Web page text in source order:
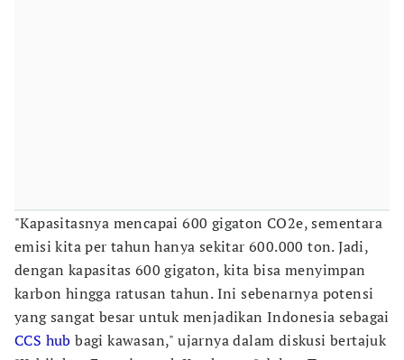
"Kapasitasnya mencapai 600 gigaton CO2e, sementara
emisi kita per tahun hanya sekitar 600.000 ton. Jadi,
dengan kapasitas 600 gigaton, kita bisa menyimpan
karbon hingga ratusan tahun. Ini sebenarnya potensi
yang sangat besar untuk menjadikan Indonesia sebagai
CCS hub bagi kawasan," ujarnya dalam diskusi bertajuk